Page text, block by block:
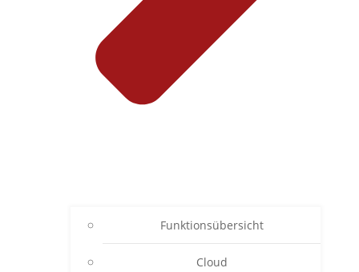
Funktionsübersicht
Cloud